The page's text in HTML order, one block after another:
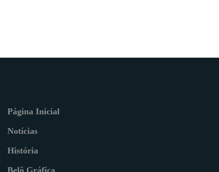
Página Inicial
Notícias
História
Belô Gráfica